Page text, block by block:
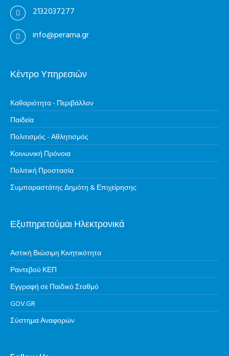
2132037277
info@perama.gr
Κέντρο Υπηρεσιών
Καθαριότητα - Περιβάλλον
Παιδεία
Πολιτισμός - Αθλητισμός
Κοινωνική Πρόνοια
Πολιτική Προστασία
Συμπαραστάτης Δημότη & Επιχείρησης
Εξυπηρετούμαι Ηλεκτρονικά
Αστική Βιώσιμη Κινητικότητα
Ραντεβού ΚΕΠ
Εγγραφή σε Παιδικό Σταθμό
GOV.GR
Σύστημα Αναφορών